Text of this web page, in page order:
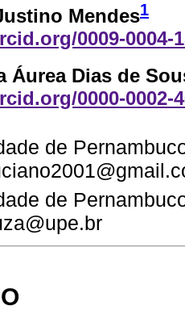
Mendes1
0009-0004-
Áurea Dias de
0000-0002-
de
de